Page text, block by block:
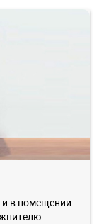
в помещении